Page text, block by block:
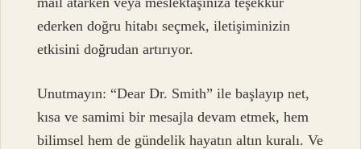
ederken doğru hitabı seçmek, iletişiminizin
etkisini doğrudan artırıyor.
Unutmayın: “Dear Dr. Smith” ile başlayıp net,
kısa ve samimi bir mesajla devam etmek, hem
bilimsel hem de gündelik hayatın altın kuralı. Ve